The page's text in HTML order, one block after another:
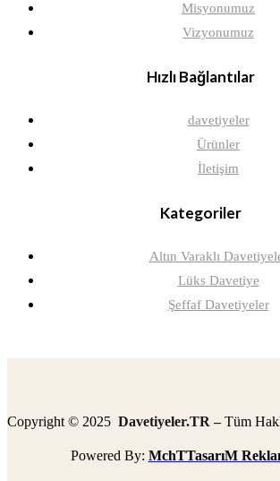
Misyonumuz
Vizyonumuz
Hızlı Bağlantılar
davetiyeler
Ürünler
İletişim
Kategoriler
Altın Varaklı
Lüks Davetiye
Şeffaf Davetiyeler
Copyright © 2025 Davetiyeler.TR –Tüm
Powered By: MchTTasarıM